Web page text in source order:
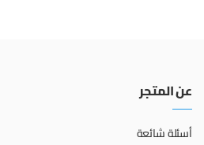
عن المتجر
أسئلة شائعة